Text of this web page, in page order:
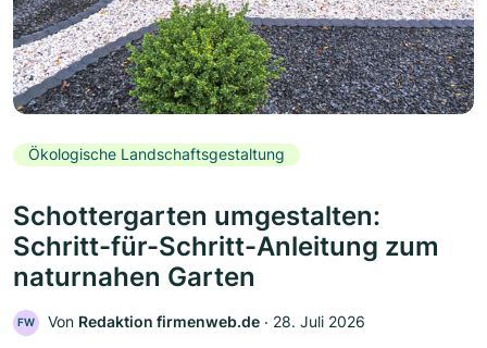
Ökologische Landschaftsgestaltung
Schottergarten umgestalten:
Schritt-für-Schritt-Anleitung zum
naturnahen Garten
FW Von Redaktion firmenweb.de ‧ 28. Juli 2026